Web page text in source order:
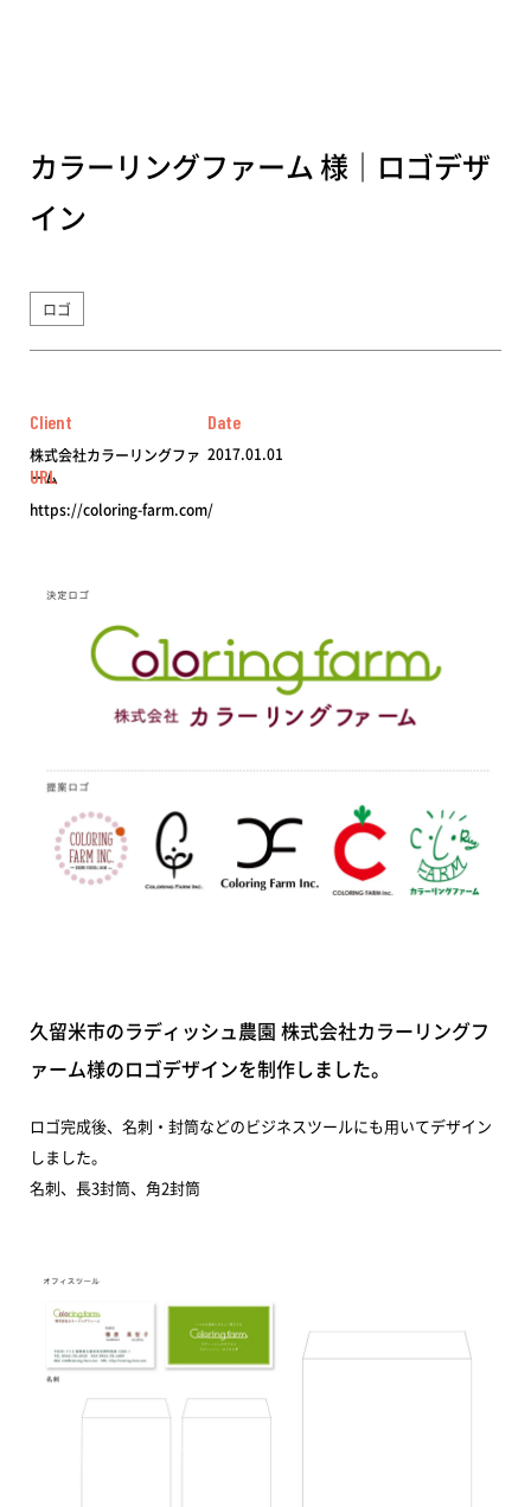
カラーリングファーム 様｜ロゴデザ
イン
ロゴ
Client
株式会社カラーリングファ
ーム
Date
2017.01.01
URL
https://coloring-farm.com/
久留米市のラディッシュ農園 株式会社カラーリングフ
ァーム様のロゴデザインを制作しました。
ロゴ完成後、名刺・封筒などのビジネスツールにも用いてデザイン
しました。
名刺、長3封筒、角2封筒